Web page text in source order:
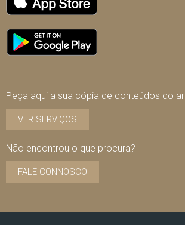
Peça aqui a sua cópia de conteúdos do
VER SERVIÇOS
Não encontrou o que procura?
FALE CONNOSCO